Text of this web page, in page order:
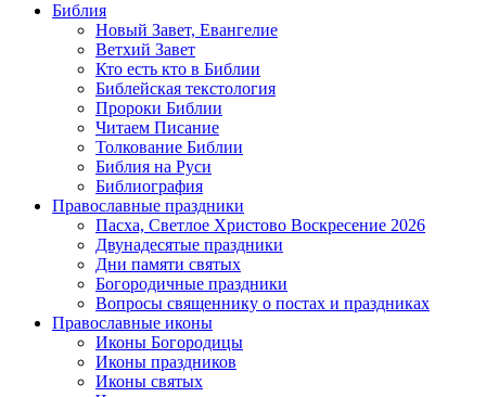
Библия
Новый Завет, Евангелие
Ветхий Завет
Кто есть кто в Библии
Библейская текстология
Пророки Библии
Читаем Писание
Толкование Библии
Библия на Руси
Библиография
Православные праздники
Пасха, Светлое Христово Воскресение 2026
Двунадесятые праздники
Дни памяти святых
Богородичные праздники
Вопросы священнику о постах и праздниках
Православные иконы
Иконы Богородицы
Иконы праздников
Иконы святых